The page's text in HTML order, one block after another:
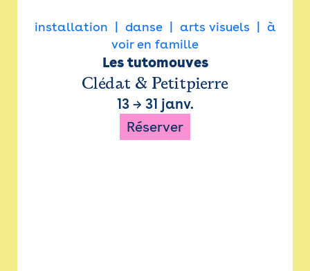
installation danse arts visuels
à
voir en famille
Les tutomouves
Clédat & Petitpierre
13→ 31 janv.
Réserver